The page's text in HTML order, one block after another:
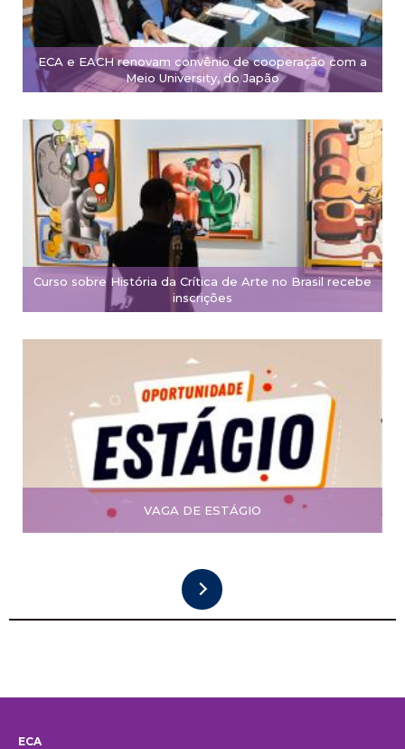
ECA e EACH renovam convênio de cooperação com a
Meio University, do Japão
Curso sobre História da Crítica de Arte no Brasil recebe
inscrições
VAGA DE ESTÁGIO
ECA